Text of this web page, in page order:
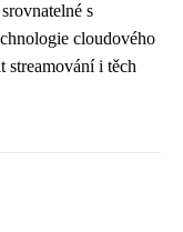
s
cloudového
streamování i těch